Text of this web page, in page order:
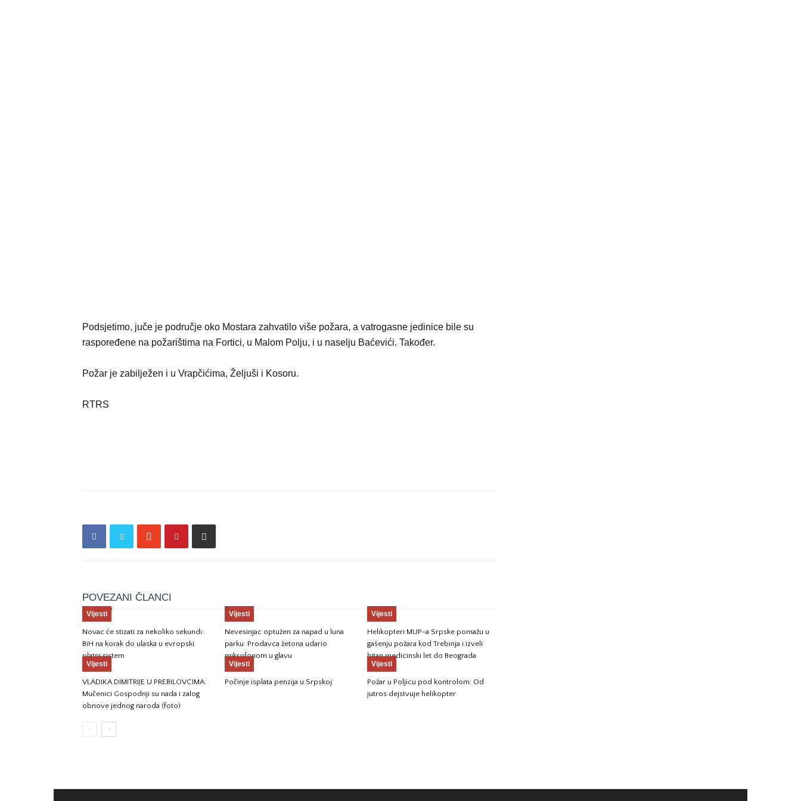
Podsjetimo, juče je područje oko Mostara zahvatilo više požara, a vatrogasne jedinice bile su
raspoređene na požarištima na Fortici, u Malom Polju, i u naselju Baćevići. Također.
Požar je zabilježen i u Vrapčićima, Željuši i Kosoru.
RTRS
POVEZANI ČLANCI
Vijesti
Novac će stizati za nekoliko sekundi:
BiH na korak do ulaska u evropski
platni sistem
Vijesti
Nevesinjac optužen za napad u luna
parku: Prodavca žetona udario
mikrofonom u glavu
Vijesti
Helikopteri MUP-a Srpske pomažu u
gašenju požara kod Trebinja i izveli
hitan medicinski let do Beograda
Vijesti
VLADIKA DIMITRIJE U PREBILOVCIMA:
Mučenici Gospodnji su nada i zalog
obnove jednog naroda (foto)
Vijesti
Počinje isplata penzija u Srpskoj
Vijesti
Požar u Poljicu pod kontrolom: Od
jutros dejstvuje helikopter